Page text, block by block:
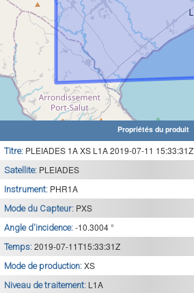
Propriétés du produit
Titre: PLEIADES 1A XS L1A 2019-07-11 15:33:31Z
Satellite: PLEIADES
Instrument: PHR1A
Mode du Capteur: PXS
Angle d'incidence: -10.3004 °
Temps: 2019-07-11T15:33:31Z
Mode de production: XS
Niveau de traitement: L1A